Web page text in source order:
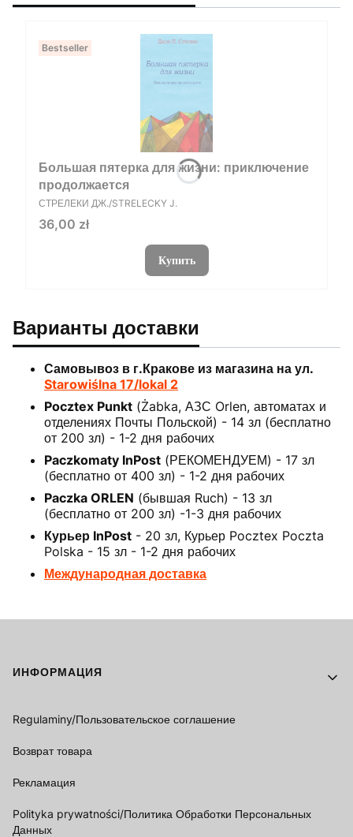
Bestseller
Большая пятерка для жизни: приключение
продолжается
ПРОИЗВОДИТЕЛЬ
СТРЕЛЕКИ ДЖ./STRELECKY J.
Цена
36,00 zł
Купить
Варианты доставки
Самовывоз в г.Кракове из магазина на ул.
Starowiślna 17/lokal 2
Pocztex Punkt (Żabka, АЗС Orlen, автоматах и
отделениях Почты Польской) - 14 зл (бесплатно
от 200 зл) - 1-2 дня рабочих
Paczkomaty InPost (РЕКОМЕНДУЕМ) - 17 зл
(бесплатно от 400 зл) - 1-2 дня рабочих
Paczka ORLEN (бывшая Ruch) - 13 зл
(бесплатно от 200 зл) -1-3 дня рабочих
Курьер InPost - 20 зл, Курьер Pocztex Poczta
Polska - 15 зл - 1-2 дня рабочих
Международная доставка
Footer menu
ИНФОРМАЦИЯ
Regulaminy/Пользовательское соглашение
Возврат товара
Рекламация
Polityka prywatności/Политика Обработки Персональных
Данных